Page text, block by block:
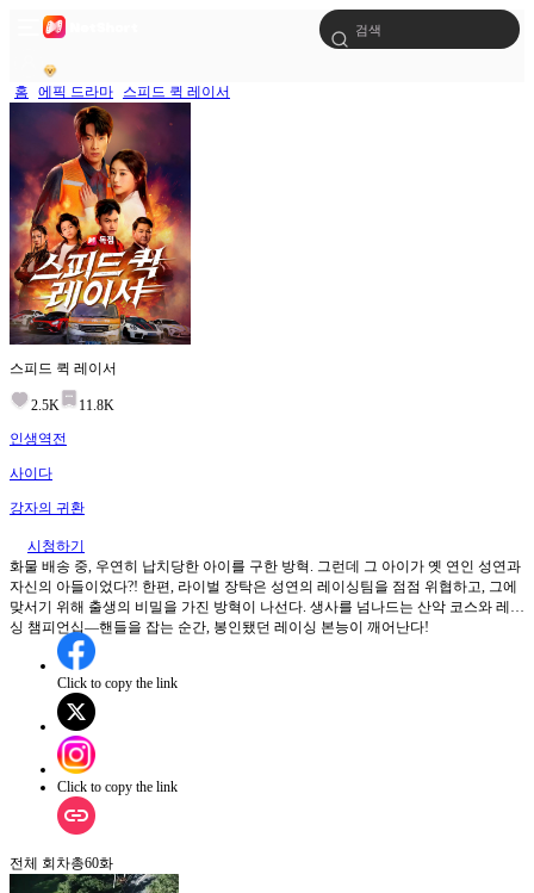
홈 에픽 드라마 스피드 퀵 레이서
스피드 퀵 레이서
2.5K
11.8K
인생역전
사이다
강자의 귀환
시청하기
화물 배송 중, 우연히 납치당한 아이를 구한 방혁. 그런데 그 아이가 옛 연인 성연과
자신의 아들이었다?! 한편, 라이벌 장탁은 성연의 레이싱팀을 점점 위협하고, 그에
맞서기 위해 출생의 비밀을 가진 방혁이 나선다. 생사를 넘나드는 산악 코스와 레이
싱 챔피언십—핸들을 잡는 순간, 봉인됐던 레이싱 본능이 깨어난다!
Click to copy the link
Click to copy the link
전체 회차총60화